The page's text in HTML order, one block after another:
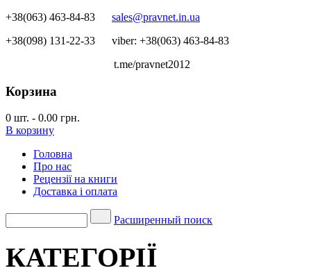
+38(063) 463-84-83 sales@pravnet.in.ua
+38(098) 131-22-33 viber: +38(063) 463-84-83
t.me/pravnet2012
Корзина
0 шт. - 0.00 грн.
В корзину
Головна
Про нас
Рецензії на книги
Доставка і оплата
Расширенный поиск
КАТЕГОРІЇ